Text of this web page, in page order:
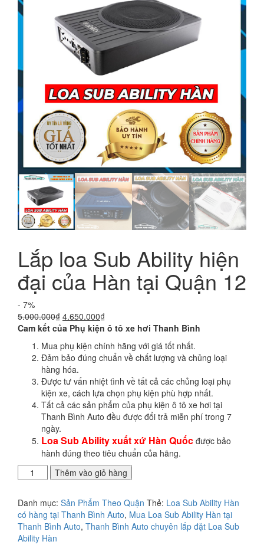
Lắp loa Sub Ability hiện
đại của Hàn tại Quận 12
- 7%
5.000.000₫ Giá
gốc
5.000.000₫.
4.650.000₫Giá
hiện
là:
4.650.000₫.
Cam kết của Phụ kiện ô tô xe hơi Thanh Bình
Mua phụ kiện chính hãng với giá tốt nhất.
Đảm bảo đúng chuẩn về chất lượng và chủng loại
hàng hóa.
Được tư vấn nhiệt tình về tất cả các chủng loại phụ
kiện xe, cách lựa chọn phụ kiện phù hợp nhất.
Tất cả các sản phẩm của phụ kiện ô tô xe hơi tại
Thanh Bình Auto đều được đổi trả miễn phí trong 7
ngày.
Loa Sub Ability xuất xứ Hàn Quốc được bảo
hành đúng theo tiêu chuẩn của hãng.
Lắp
loa
Ability
hiện
đại
của
Thêm vào giỏ hàng
Danh mục: Sản Phẩm Theo Quận Thẻ: Loa Sub Ability Hàn
có hàng tại Thanh Bình Auto, Mua Loa Sub Ability Hàn tại
Thanh Bình Auto, Thanh Bình Auto chuyên lắp đặt Loa Sub
Ability Hàn